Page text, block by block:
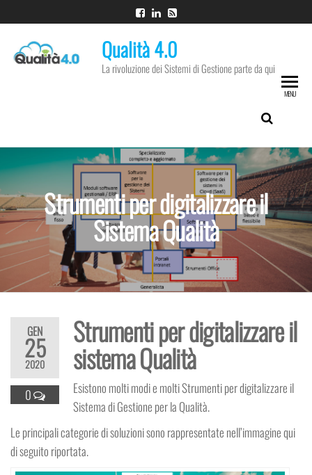
al
contenuto
Qualità 4.0
La rivoluzione dei Sistemi di Gestione parte da qui
MENU
Strumenti per digitalizzare il
Sistema Qualità
GEN
25
2020
0
Strumenti per digitalizzare il
sistema Qualità
Esistono molti modi e molti Strumenti per digitalizzare il
Sistema di Gestione per la Qualità.
Le principali categorie di soluzioni sono rappresentate nell’immagine qui
di seguito riportata.